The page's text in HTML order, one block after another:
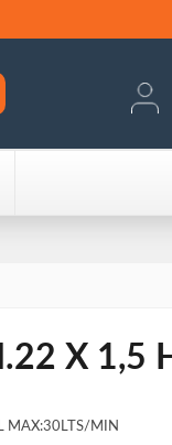
X 1,5
MAX:30LTS/MIN